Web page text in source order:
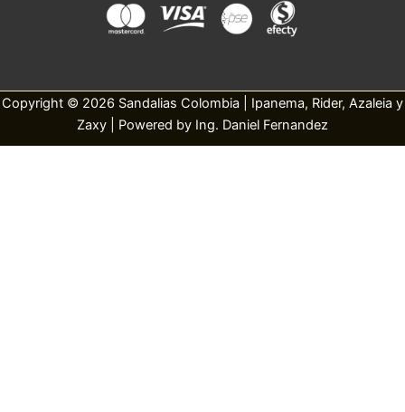
Copyright © 2026 Sandalias Colombia | Ipanema, Rider, Azaleia y
Zaxy | Powered by Ing. Daniel Fernandez